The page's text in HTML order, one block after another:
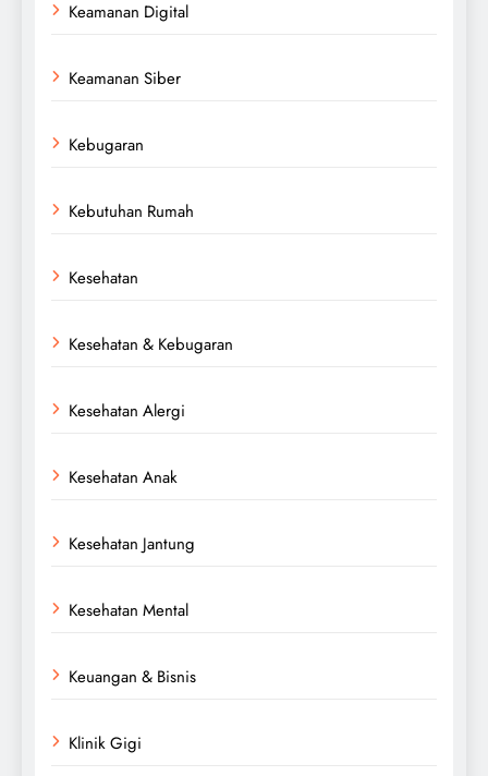
Keamanan Digital
Keamanan Siber
Kebugaran
Kebutuhan Rumah
Kesehatan
Kesehatan & Kebugaran
Kesehatan Alergi
Kesehatan Anak
Kesehatan Jantung
Kesehatan Mental
Keuangan & Bisnis
Klinik Gigi